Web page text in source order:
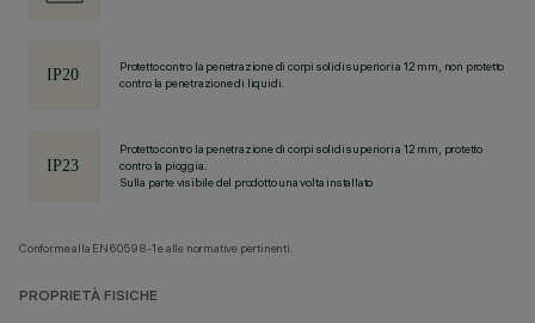
Protetto contro la penetrazione di corpi solidi superiori a 12 mm, non protetto
contro la penetrazione di liquidi.
Protetto contro la penetrazione di corpi solidi superiori a 12 mm, protetto
contro la pioggia.
Sulla parte visibile del prodotto una volta installato
Conforme alla EN60598-1 e alle normative pertinenti.
PROPRIETÀ FISICHE